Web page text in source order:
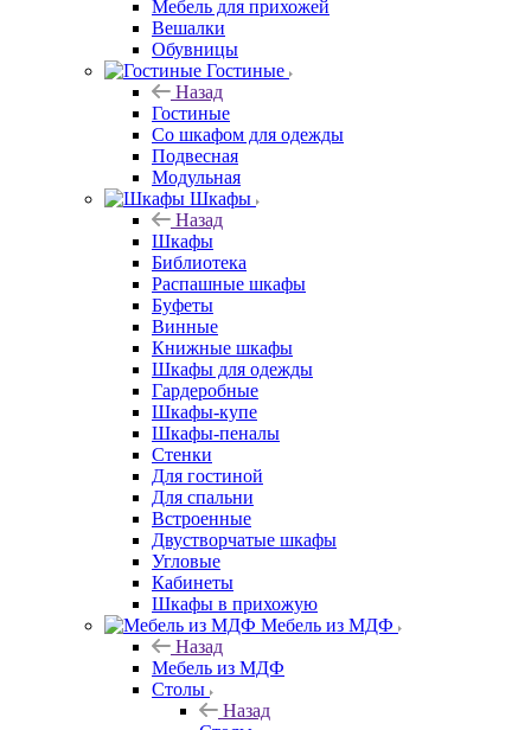
Мебель для прихожей
Вешалки
Обувницы
Гостиные
Назад
Гостиные
Со шкафом для одежды
Подвесная
Модульная
Шкафы
Назад
Шкафы
Библиотека
Распашные шкафы
Буфеты
Винные
Книжные шкафы
Шкафы для одежды
Гардеробные
Шкафы-купе
Шкафы-пеналы
Стенки
Для гостиной
Для спальни
Встроенные
Двустворчатые шкафы
Угловые
Кабинеты
Шкафы в прихожую
Мебель из МДФ
Назад
Мебель из МДФ
Столы
Назад